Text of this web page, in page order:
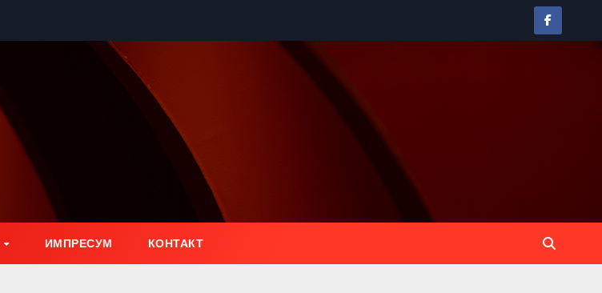
ИМПРЕСУМ КОНТАКТ